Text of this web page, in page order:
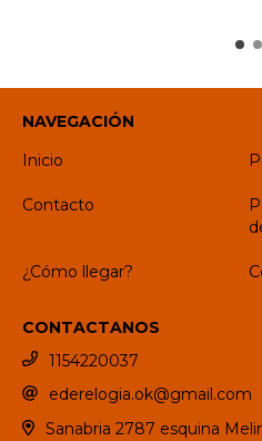
NAVEGACIÓN
Inicio
Contacto
¿Cómo llegar?
CONTACTANOS
1154220037
ederelogia.ok@gmail.com
Sanabria 2787 esquina